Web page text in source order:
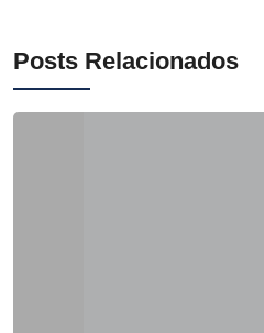
Posts Relacionados